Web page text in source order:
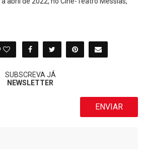
SUBSCREVA JÁ
NEWSLETTER
ENVIAR